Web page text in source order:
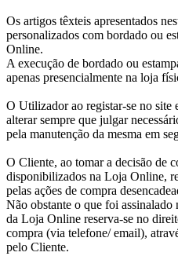
Os artigos têxteis apresentados
personalizados com bordado ou
Online.
A execução de bordado ou
apenas presencialmente na loja
O Utilizador ao registar-se no site
alterar sempre que julgar
pela manutenção da mesma em
O Cliente, ao tomar a decisão de
disponibilizados na Loja Online,
pelas ações de compra
Não obstante o que foi
da Loja Online reserva-se no
compra (via telefone/ email),
pelo Cliente.